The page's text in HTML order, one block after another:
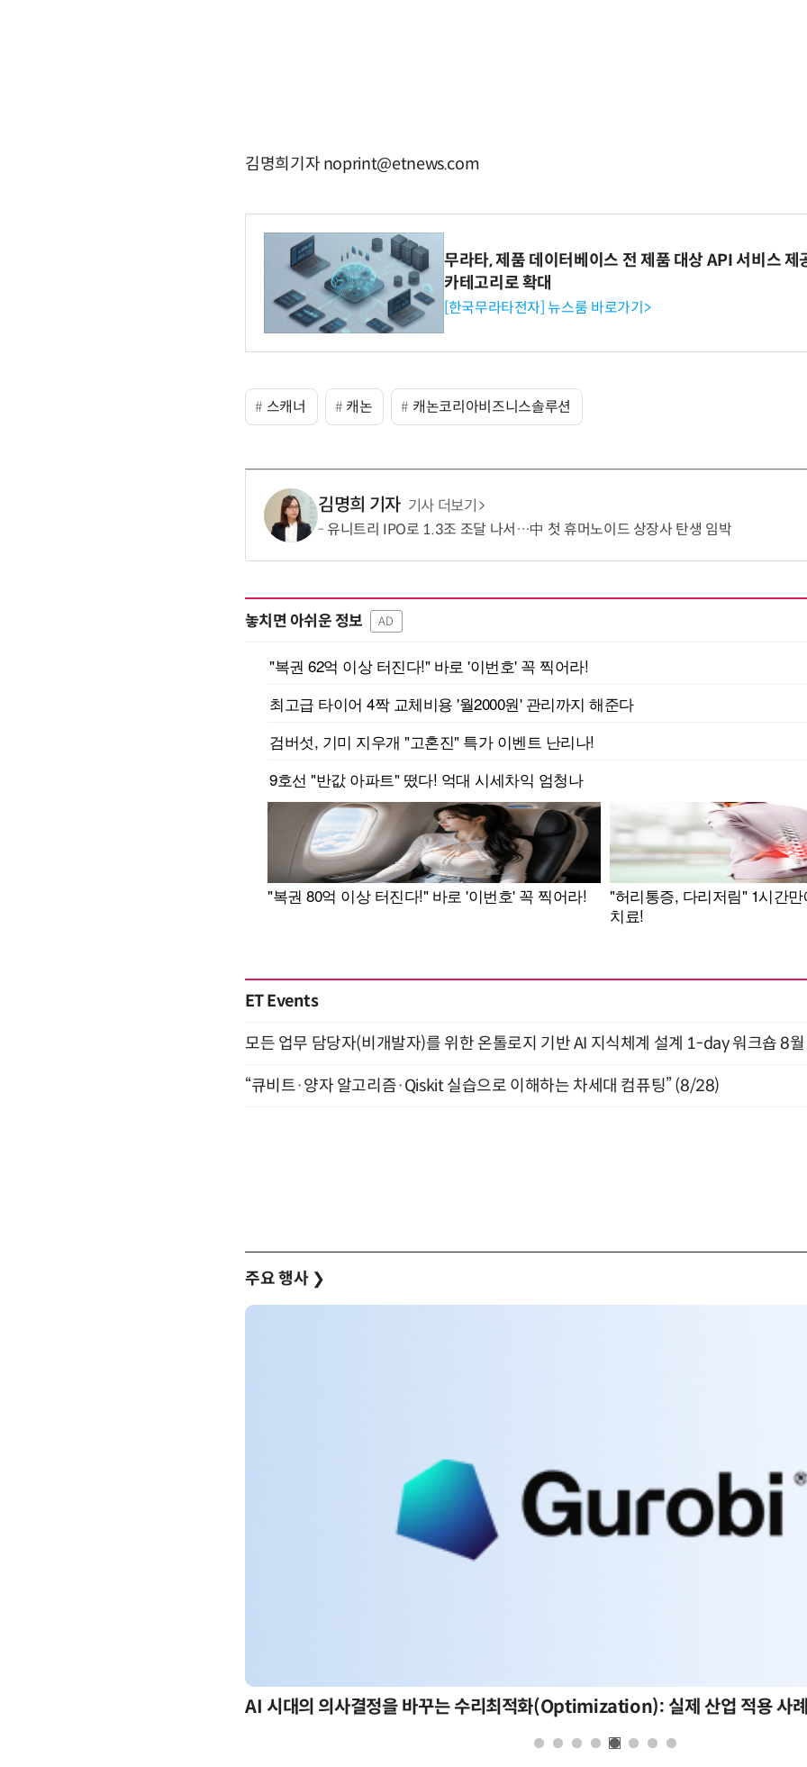
김명희기자 noprint@etnews.com
무라타, 제품 데이터베이스 전 제품 대상 API 서비스
카테고리로 확대
[한국무라타전자] 뉴스룸 바로가기>
스캐너 캐논 캐논코리아비즈니스솔루션
김명희 기자 기사 더보기
유니트리 IPO로 1.3조 조달 나서…中 첫 휴머노이드 상장사 탄생 임박
놓치면 아쉬운 정보 AD
ET Events
모든 업무 담당자(비개발자)를 위한 온톨로지 기반 AI 지식체계 설계 1-day 워크숍 8월
“큐비트·양자 알고리즘·Qiskit 실습으로 이해하는 차세대 컴퓨팅” (8/28)
주요 행사 ❯
AI 시대의 의사결정을 바꾸는 수리최적화(Optimization): 실제 산업 적용 사